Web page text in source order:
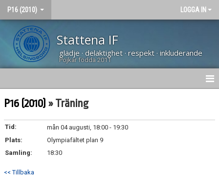
P16 (2010) LOGGA IN
Stattena IF
glädje · delaktighet · respekt · inkluderande
Pojkar födda 2011
HEM
NYHETER
KALENDER
P16 (2010) » Träning
Tid:
mån 04 augusti, 18:00 - 19:30
Plats:
Olympiafältet plan 9
Samling:
18:30
<< Tillbaka